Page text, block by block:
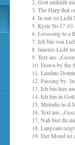
2. Gott umhüllt
3. The Harp that
4. In mir ist Licht
5. Kyrie Nr.17
6. Lovesong to a
7. Ich bin von
8. Inneres Licht
9. Text aus
10. Down by the
11. Laudate
12. Passing by-
13. Ich bin hier
14. Ich bin in
15. Melodie in
16. Text aus
17. Nah bist du
18. Langsam
19. Der Mond ist